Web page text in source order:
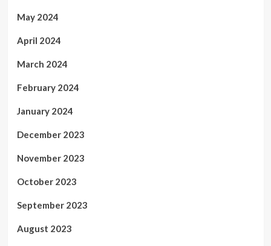
May 2024
April 2024
March 2024
February 2024
January 2024
December 2023
November 2023
October 2023
September 2023
August 2023